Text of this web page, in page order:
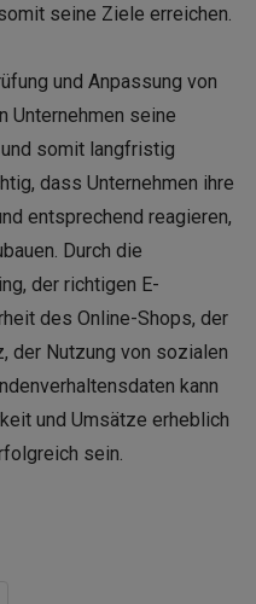
seine Ziele erreichen.
und Anpassung von
Unternehmen seine
somit langfristig
dass Unternehmen ihre
entsprechend reagieren,
Durch die
der richtigen E-
des Online-Shops, der
der Nutzung von sozialen
kann
und Umsätze erheblich
sein.